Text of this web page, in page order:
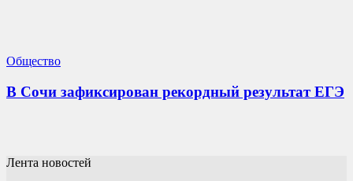
Общество
В Сочи зафиксирован рекордный результат ЕГЭ
Лента новостей